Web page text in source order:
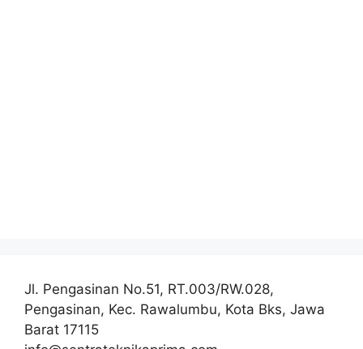
Jl. Pengasinan No.51, RT.003/RW.028,
Pengasinan, Kec. Rawalumbu, Kota Bks, Jawa
Barat 17115